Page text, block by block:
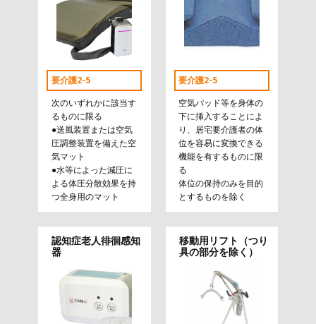
要介護2-5
次のいずれかに該当す
るものに限る
●送風装置または空気
圧調整装置を備えた空
気マット
●水等によった減圧に
よる体圧分散効果を持
つ全身用のマット
要介護2-5
空気パッド等を身体の
下に挿入することによ
り、居宅要介護者の体
位を容易に変換できる
機能を有するものに限
る
体位の保持のみを目的
とするものを除く
認知症老人徘徊感知
器
移動用リフト（つり
具の部分を除く）